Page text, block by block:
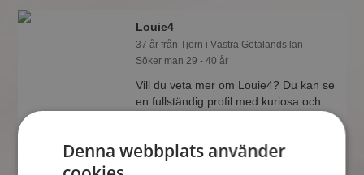
Louie4
37 år från Tjörn i Västra Götalands län
Söker man 29 - 40 år
Vill du veta mer om Louie4? Du kan se
en fullständig profil med kuriosa och
Denna webbplats använder